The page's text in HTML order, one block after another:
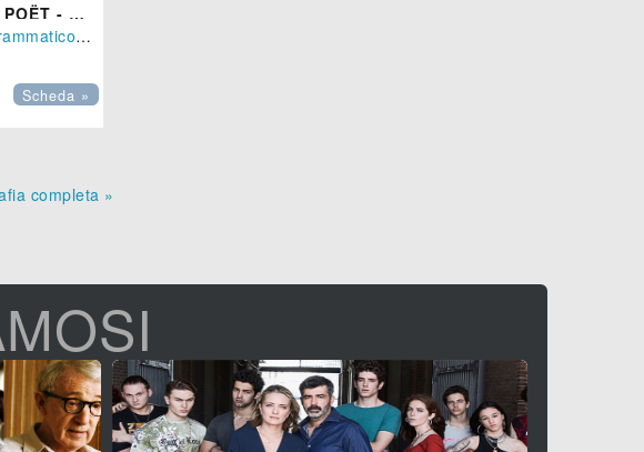
LA LEGGE DI LIDIA POËT - STAGIONE 2
- (
Scheda »
completa »